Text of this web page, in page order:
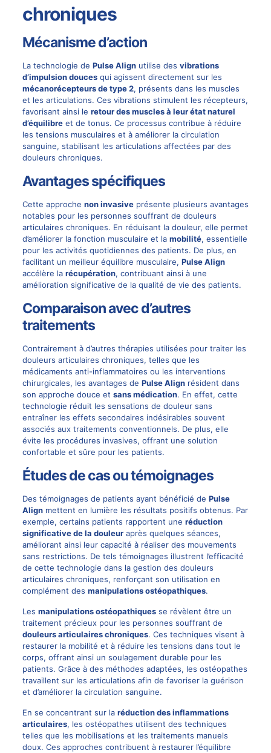
chroniques
Mécanisme d’action
La technologie de Pulse Alignutilise des vibrations
d’impulsion doucesqui agissent directement sur les
mécanorécepteurs de type 2, présents dans les muscles
et les articulations. Ces vibrations stimulent les récepteurs,
favorisant ainsi le retour des muscles à leur état naturel
d’équilibreet de tonus. Ce processus contribue à réduire
les tensions musculaires et à améliorer la circulation
sanguine, stabilisant les articulations affectées par des
douleurs chroniques.
Avantages spécifiques
Cette approche non invasiveprésente plusieurs avantages
notables pour les personnes souffrant de douleurs
articulaires chroniques. En réduisant la douleur, elle permet
d’améliorer la fonction musculaire et la mobilité, essentielle
pour les activités quotidiennes des patients. De plus, en
facilitant un meilleur équilibre musculaire, Pulse Align
accélère la récupération, contribuant ainsi à une
amélioration significative de la qualité de vie des patients.
Comparaison avec d’autres
traitements
Contrairement à d’autres thérapies utilisées pour traiter les
douleurs articulaires chroniques, telles que les
médicaments anti-inflammatoires ou les interventions
chirurgicales, les avantages de Pulse Alignrésident dans
son approche douce et sans médication. En effet, cette
technologie réduit les sensations de douleur sans
entraîner les effets secondaires indésirables souvent
associés aux traitements conventionnels. De plus, elle
évite les procédures invasives, offrant une solution
confortable et sûre pour les patients.
Études de cas ou témoignages
Des témoignages de patients ayant bénéficié de Pulse
Alignmettent en lumière les résultats positifs obtenus. Par
exemple, certains patients rapportent une réduction
significative de la douleuraprès quelques séances,
améliorant ainsi leur capacité à réaliser des mouvements
sans restrictions. De tels témoignages illustrent l’efficacité
de cette technologie dans la gestion des douleurs
articulaires chroniques, renforçant son utilisation en
complément des manipulations ostéopathiques.
Les manipulations ostéopathiquesse révèlent être un
traitement précieux pour les personnes souffrant de
douleurs articulaires chroniques. Ces techniques visent à
restaurer la mobilité et à réduire les tensions dans tout le
corps, offrant ainsi un soulagement durable pour les
patients. Grâce à des méthodes adaptées, les ostéopathes
travaillent sur les articulations afin de favoriser la guérison
et d’améliorer la circulation sanguine.
En se concentrant sur la réduction des inflammations
articulaires, les ostéopathes utilisent des techniques
telles que les mobilisations et les traitements manuels
doux. Ces approches contribuent à restaurer l’équilibre